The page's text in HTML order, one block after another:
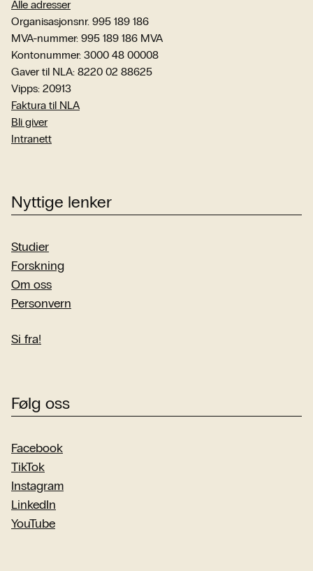
Alle adresser
Organisasjonsnr. 995 189 186
MVA-nummer: 995 189 186 MVA
Kontonummer: 3000 48 00008
Gaver til NLA: 8220 02 88625
Vipps: 20913
Faktura til NLA
Bli giver
Intranett
Nyttige lenker
Studier
Forskning
Om oss
Personvern
Si fra!
Følg oss
Facebook
TikTok
Instagram
LinkedIn
YouTube